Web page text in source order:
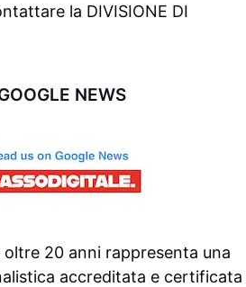
la DIVISIONE DI
NEWS
oltre 20 anni rappresenta una
accreditata e certificata